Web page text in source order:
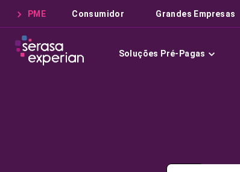
PME Consumidor Grandes Empresas
Soluções Pré-Pagas